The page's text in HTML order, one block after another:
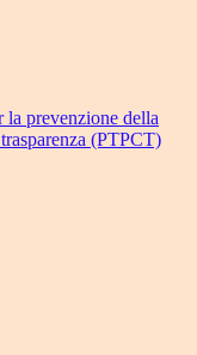
la prevenzione della
(PTPCT)